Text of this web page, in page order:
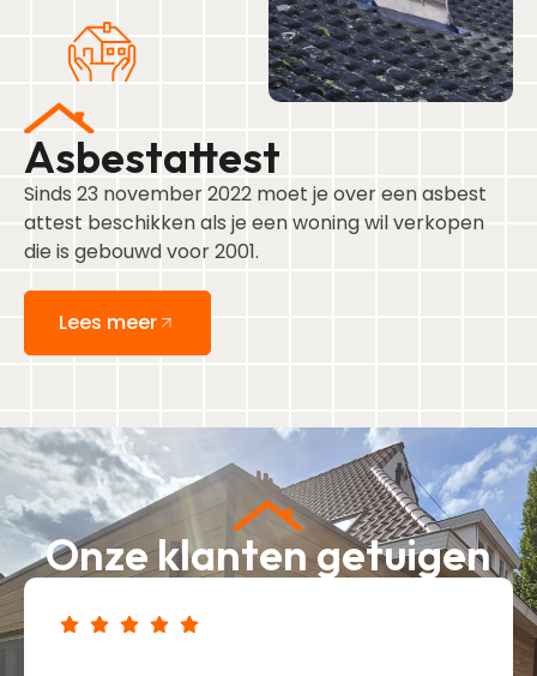
Asbestattest
Sinds 23 november 2022 moet je over een asbest
attest beschikken als je een woning wil verkopen
die is gebouwd voor 2001.
Lees meer
Onze klanten getuigen